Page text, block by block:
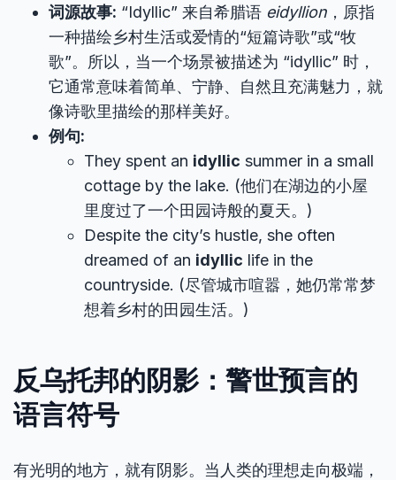
词源故事: “Idyllic” 来自希腊语 eidyllion ，原指
一种描绘乡村生活或爱情的“短篇诗歌”或“牧
歌”。所以，当一个场景被描述为 “idyllic” 时，
它通常意味着简单、宁静、自然且充满魅力，就
像诗歌里描绘的那样美好。
例句:
They spent an idyllic summer in a small
cottage by the lake. (他们在湖边的小屋
里度过了一个田园诗般的夏天。)
Despite the city’s hustle, she often
dreamed of an idyllic life in the
countryside. (尽管城市喧嚣，她仍常常梦
想着乡村的田园生活。)
反乌托邦的阴影：警世预言的
语言符号
有光明的地方，就有阴影。当人类的理想走向极端，